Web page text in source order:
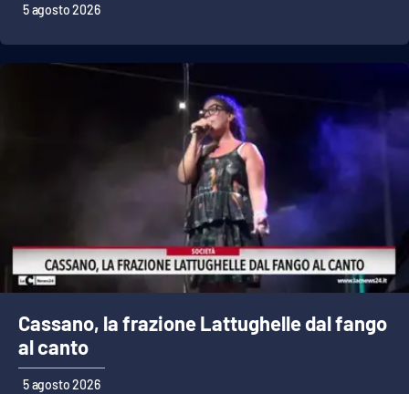
5 agosto 2026
Cassano, la frazione Lattughelle dal fango
al canto
5 agosto 2026